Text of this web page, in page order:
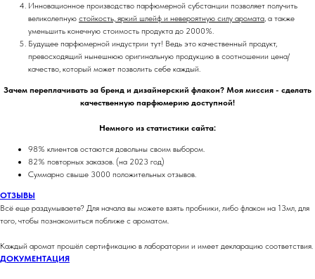
Инновационное производство парфюмерной субстанции позволяет получить
великолепную стойкость, яркий шлейф и невероятную силу аромата, а также
уменьшить конечную стоимость продукта до 2000%.
Будущее парфюмерной индустрии тут! Ведь это качественный продукт,
превосходящий нынешнюю оригинальную продукцию в соотношении цена/
качество, который может позволить себе каждый.
Зачем переплачивать за бренд и дизайнерский флакон? Моя миссия - сделать
качественную парфюмерию доступной!
Немного из статистики сайта:
98% клиентов остаются довольны своим выбором.
82% повторных заказов. (на 2023 год)
Суммарно свыше 3000 положительных отзывов.
ОТЗЫВЫ
Всё еще раздумываете? Для начала вы можете взять пробники, либо флакон на 13мл, для
того, чтобы познакомиться поближе с ароматом.
Каждый аромат прошёл сертификацию в лаборатории и имеет декларацию соответствия.
ДОКУМЕНТАЦИЯ